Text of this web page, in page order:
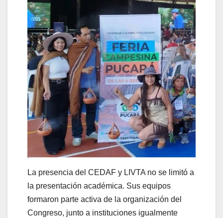
La presencia del CEDAF y LIVTA no se limitó a
la presentación académica. Sus equipos
formaron parte activa de la organización del
Congreso, junto a instituciones igualmente